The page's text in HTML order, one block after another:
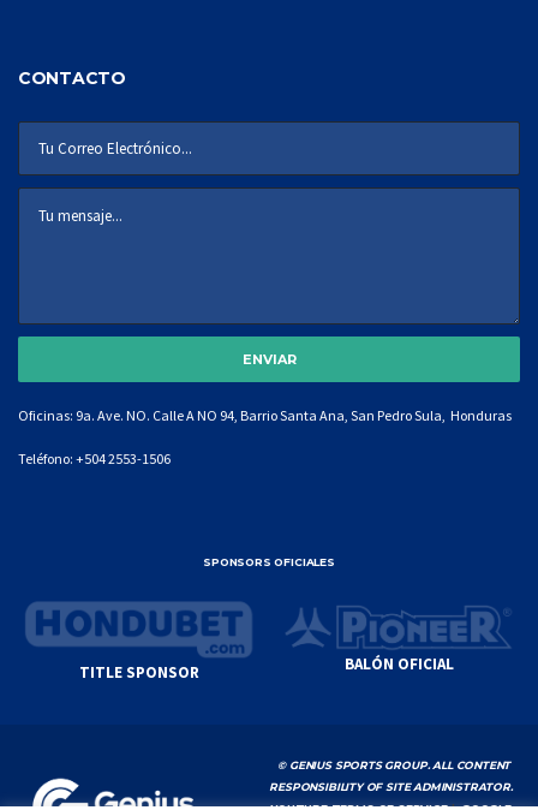
CONTACTO
Oficinas: 9a. Ave. NO. Calle A NO 94, Barrio Santa Ana, San Pedro Sula, Honduras
Teléfono: +504 2553-1506
SPONSORS OFICIALES
TITLE SPONSOR BALÓN OFICIAL
© GENIUS SPORTS GROUP. ALL CONTENT
RESPONSIBILITY OF SITE ADMINISTRATOR.